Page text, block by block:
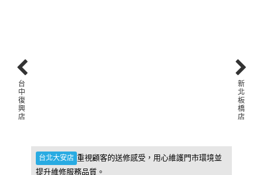
台北大安店 重視顧客的送修感受，用心維護門市環境並
提升維修服務品質。
新
北
板
橋
店
台
中
復
興
店